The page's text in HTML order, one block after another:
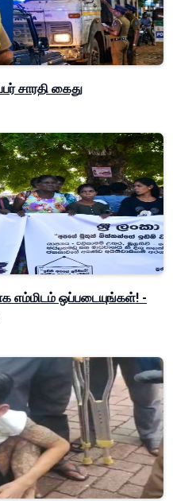
சாரதி கைது
எம்மிடம் ஒப்படையுங்கள்! -